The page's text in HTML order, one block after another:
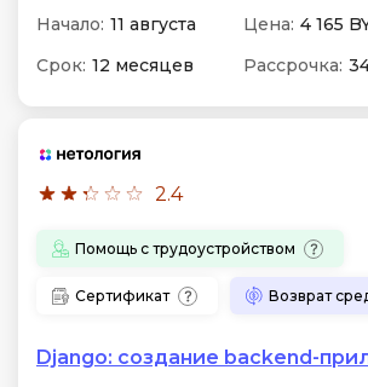
Начало: 11 августа Цена: 4 165
Срок: 12 месяцев Рассрочка:
2.4
Помощь с трудоустройством
Сертификат Возврат
Django: создание backend-